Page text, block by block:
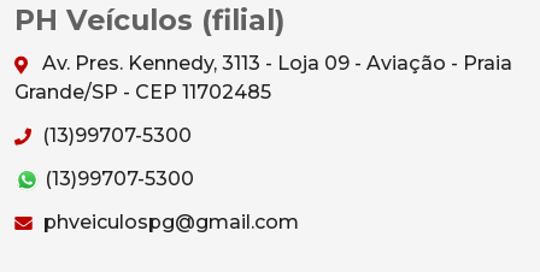
PH Veículos (filial)
Av. Pres. Kennedy, 3113 - Loja 09 - Aviação - Praia
Grande/SP - CEP 11702485
(13)99707-5300
(13)99707-5300
phveiculospg@gmail.com